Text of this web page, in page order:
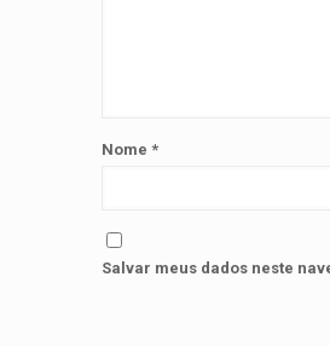
Nome *
Salvar meus dados neste